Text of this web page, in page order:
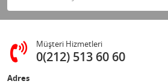
Müşteri Hizmetleri
0(212) 513 60 60
Adres